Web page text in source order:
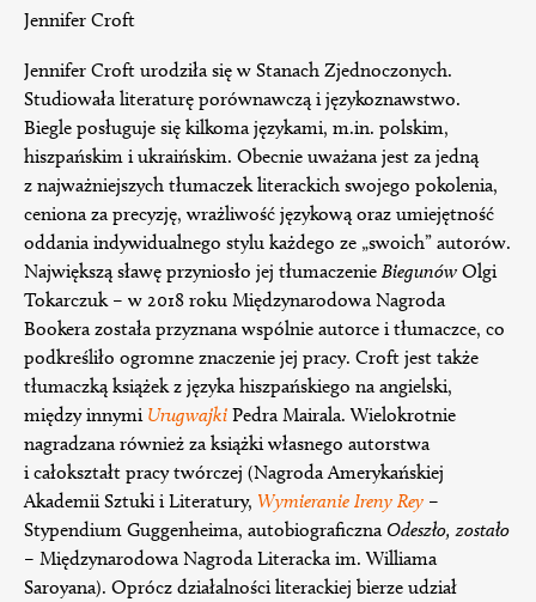
Jennifer Croft
Jennifer Croft urodziła się w Stanach Zjednoczonych.
Studiowała literaturę porównawczą i językoznawstwo.
Biegle posługuje się kilkoma językami, m.in. polskim,
hiszpańskim i ukraińskim. Obecnie uważana jest za jedną
z najważniejszych tłumaczek literackich swojego pokolenia,
ceniona za precyzję, wrażliwość językową oraz umiejętność
oddania indywidualnego stylu każdego ze „swoich” autorów.
Największą sławę przyniosło jej tłumaczenie Biegunów Olgi
Tokarczuk – w 2018 roku Międzynarodowa Nagroda
Bookera została przyznana wspólnie autorce i tłumaczce, co
podkreśliło ogromne znaczenie jej pracy. Croft jest także
tłumaczką książek z języka hiszpańskiego na angielski,
między innymi Urugwajki Pedra Mairala. Wielokrotnie
nagradzana również za książki własnego autorstwa
i całokształt pracy twórczej (Nagroda Amerykańskiej
Akademii Sztuki i Literatury, Wymieranie Ireny Rey –
Stypendium Guggenheima, autobiograficznaOdeszło, zostało
– Międzynarodowa Nagroda Literacka im. Williama
Saroyana). Oprócz działalności literackiej bierze udział